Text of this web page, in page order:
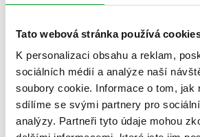
Tato webová stránka používá
K personalizaci obsahu a reklam,
sociálních médií a analýze naší
soubory cookie. Informace o tom, jak
sdílíme se svými partnery pro
analýzy. Partneři tyto údaje mohou